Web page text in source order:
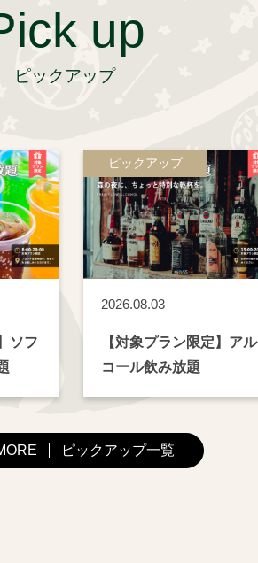
up
ピックアップ
ソフ
ピックアップ
2026.08.03
【対象プラン限定】アル
コール飲み放題
ピックアップ一覧